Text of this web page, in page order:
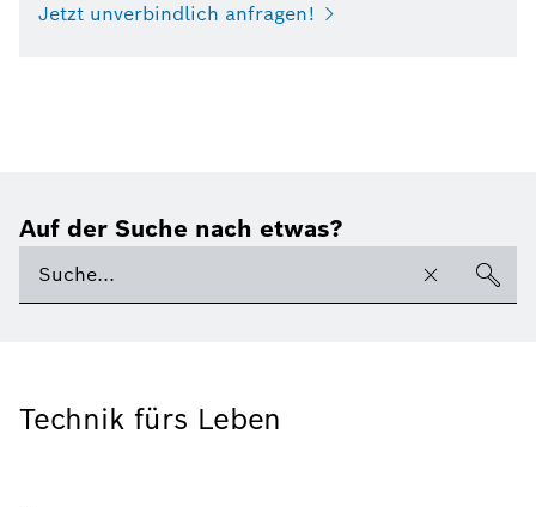
Jetzt unverbindlich anfragen!
Auf der Suche nach etwas?
Technik fürs Leben